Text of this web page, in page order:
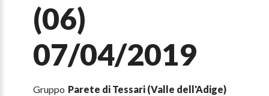
(06)
07/04/2019
Gruppo Parete di Tessari (Valle dell'Adige)